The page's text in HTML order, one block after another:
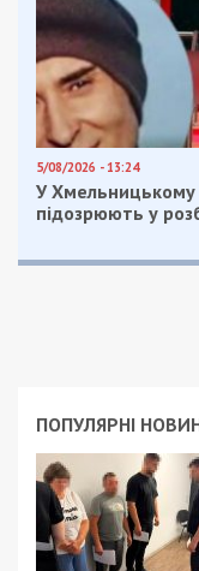
5/08/2026 - 13:24
У
підозрюють у
ПОПУЛЯРНІ